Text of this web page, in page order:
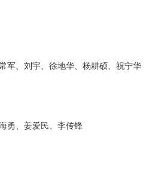
军、刘宇、徐地华、杨耕硕、祝宁华
勇、姜爱民、李传锋